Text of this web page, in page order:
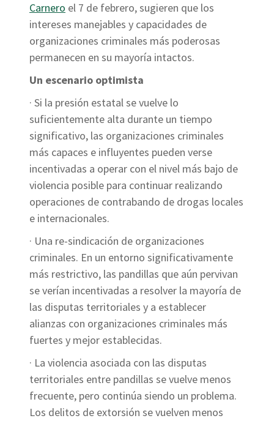
Carnero el 7 de febrero, sugieren que los
intereses manejables y capacidades de
organizaciones criminales más poderosas
permanecen en su mayoría intactos.
Un escenario optimista
· Si la presión estatal se vuelve lo
suficientemente alta durante un tiempo
significativo, las organizaciones criminales
más capaces e influyentes pueden verse
incentivadas a operar con el nivel más bajo de
violencia posible para continuar realizando
operaciones de contrabando de drogas locales
e internacionales.
· Una re-sindicación de organizaciones
criminales. En un entorno significativamente
más restrictivo, las pandillas que aún pervivan
se verían incentivadas a resolver la mayoría de
las disputas territoriales y a establecer
alianzas con organizaciones criminales más
fuertes y mejor establecidas.
· La violencia asociada con las disputas
territoriales entre pandillas se vuelve menos
frecuente, pero continúa siendo un problema.
Los delitos de extorsión se vuelven menos